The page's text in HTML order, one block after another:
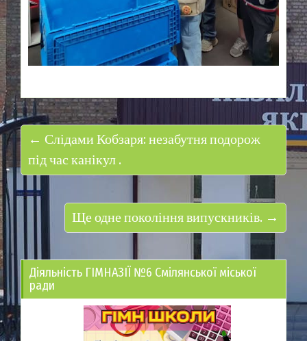
← Слідами Кобзаря: незабутня подорож
під час канікул .
Ще одне покоління випускників. →
Діяльність ГІМНАЗІЇ №6 Смілянської міської
ради